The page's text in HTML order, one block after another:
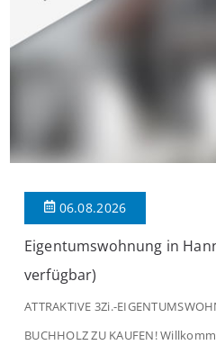
06.08.2026
Eigentumswohnung in
verfügbar)
ATTRAKTIVE 3Zi.-
BUCHHOLZ ZU KAUFEN!